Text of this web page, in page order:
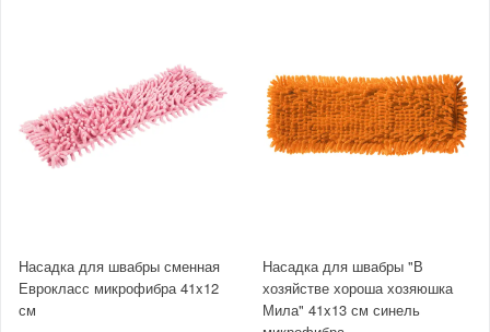
Насадка для швабры сменная
Еврокласс микрофибра 41x12
см
Насадка для швабры "В
хозяйстве хороша хозяюшка
Мила" 41x13 см синель